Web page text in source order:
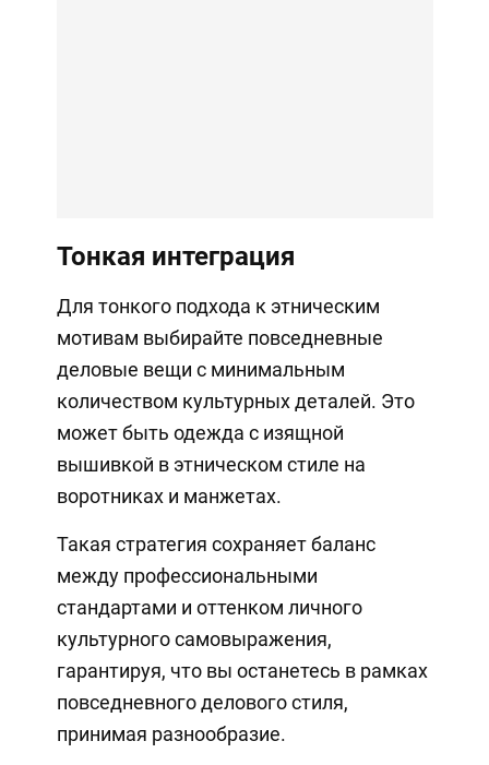
Тонкая интеграция
Для тонкого подхода к этническим
мотивам выбирайте повседневные
деловые вещи с минимальным
количеством культурных деталей. Это
может быть одежда с изящной
вышивкой в ​​этническом стиле на
воротниках и манжетах.
Такая стратегия сохраняет баланс
между профессиональными
стандартами и оттенком личного
культурного самовыражения,
гарантируя, что вы останетесь в рамках
повседневного делового стиля,
принимая разнообразие.